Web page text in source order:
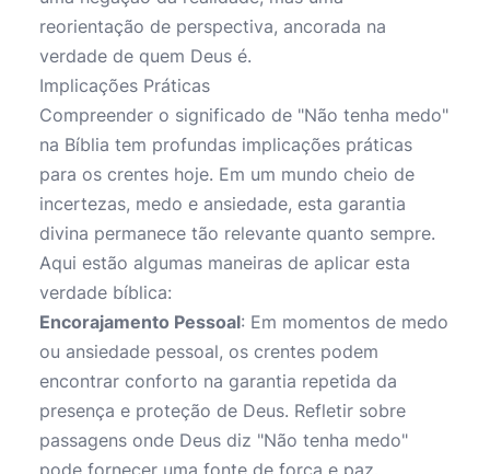
reorientação de perspectiva, ancorada na
verdade de quem Deus é.
Implicações Práticas
Compreender o significado de "Não tenha medo"
na Bíblia tem profundas implicações práticas
para os crentes hoje. Em um mundo cheio de
incertezas, medo e ansiedade, esta garantia
divina permanece tão relevante quanto sempre.
Aqui estão algumas maneiras de aplicar esta
verdade bíblica:
Encorajamento Pessoal: Em momentos de medo
ou ansiedade pessoal, os crentes podem
encontrar conforto na garantia repetida da
presença e proteção de Deus. Refletir sobre
passagens onde Deus diz "Não tenha medo"
pode fornecer uma fonte de força e paz.